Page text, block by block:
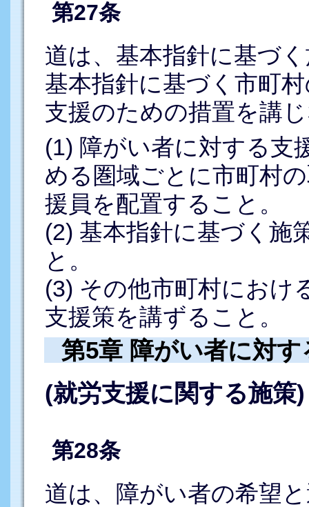
第27条
道は、基本指針に基づ
基本指針に基づく市町
支援のための措置を講
(1) 障がい者に対する支
める圏域ごとに市町村
援員を配置すること。
(2) 基本指針に基づく施
と。
(3) その他市町村におけ
支援策を講ずること。
第5章 障がい者に対
(就労支援に関する施策)
第28条
道は、障がい者の希望